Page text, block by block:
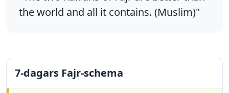
the world and all it contains. (Muslim)"
7-dagars Fajr-schema